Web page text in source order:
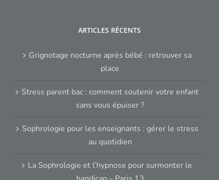
ARTICLES RÉCENTS
Grignotage nocturne après bébé : retrouver sa
place
Stress parent bac : comment soutenir votre enfant
sans vous épuiser ?
Sophrologie pour les enseignants : gérer le stress
au quotidien
La Sophrologie et l’hypnose pour surmonter le